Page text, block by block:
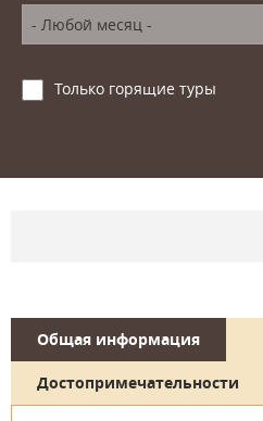
Только горящие туры
Общая информация
Достопримечательности